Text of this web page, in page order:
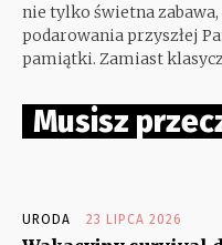
nie tylko świetna
podarowania przyszłej
pamiątki. Zamiast
Musisz
URODA 23 LIPCA 2026